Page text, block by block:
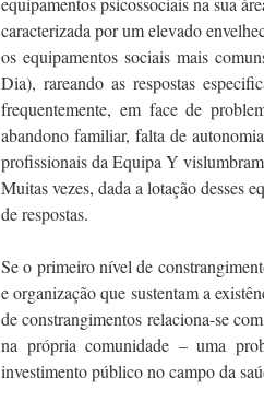
caracterizada por um elevado
os equipamentos sociais mais
Dia), rareando as respostas
frequentemente, em face de
abandono familiar, falta de
profissionais da Equipa Y
Muitas vezes, dada a lotação desses
de respostas.
Se o primeiro nível de
e organização que sustentam a
de constrangimentos relaciona-se
na própria comunidade – uma
investimento público no campo da